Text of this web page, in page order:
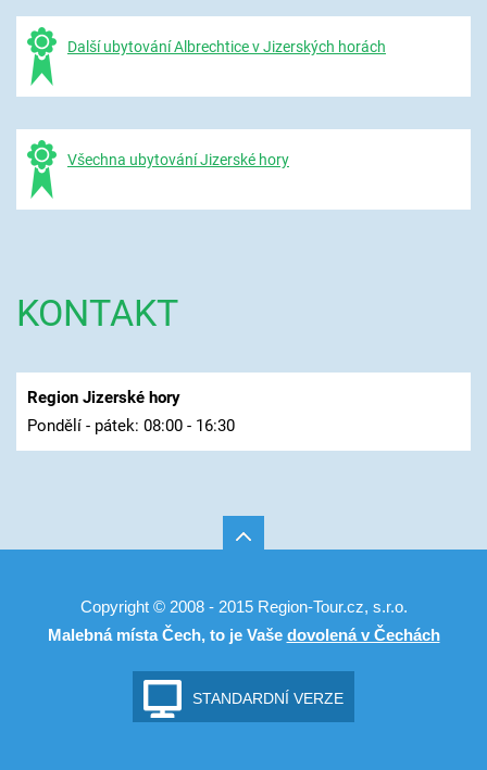
Další ubytování Albrechtice v Jizerských horách
Všechna ubytování Jizerské hory
KONTAKT
Region Jizerské hory
Pondělí - pátek: 08:00 - 16:30
Copyright © 2008 - 2015 Region-Tour.cz, s.r.o.
Malebná místa Čech, to je Vaše dovolená v Čechách
STANDARDNÍ VERZE